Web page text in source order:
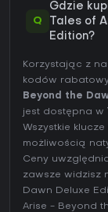
Q
Gdzie
Tales of
Edition?
Korzystając z
kodów
Beyond the
jest dostępna w
Wszystkie
możliwością
Ceny
zawsze widzisz
Dawn Deluxe
Arise - Beyond